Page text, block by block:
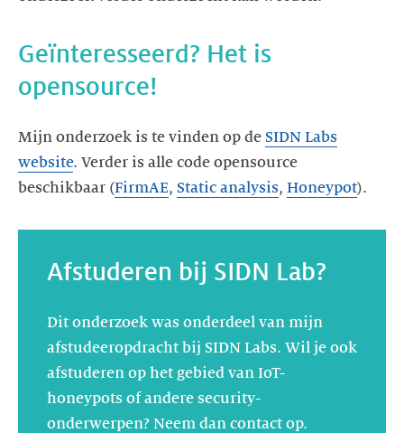
Geïnteresseerd? Het is
Mijn onderzoek is te vinden op de SIDN Labs
website. Verder is alle code opensource
beschikbaar (FirmAE, Static analysis, Honeypot).
Afstuderen bij SIDN Lab?
Dit onderzoek was onderdeel van mijn
afstudeeropdracht bij SIDN Labs. Wil je ook
afstuderen op het gebied van IoT-
honeypots of andere security-
onderwerpen? Neem dan contact op.